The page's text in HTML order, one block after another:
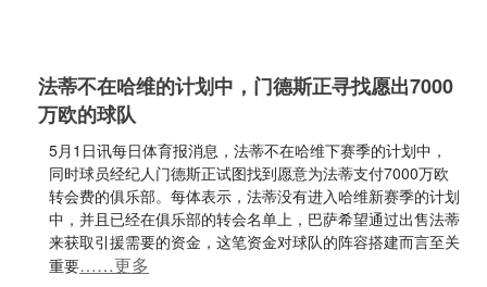
法蒂不在哈维的计划中，门德斯正寻找愿出7000
万欧的球队
5月1日讯每日体育报消息，法蒂不在哈维下赛季的计划中，
同时球员经纪人门德斯正试图找到愿意为法蒂支付7000万欧
转会费的俱乐部。每体表示，法蒂没有进入哈维新赛季的计划
中，并且已经在俱乐部的转会名单上，巴萨希望通过出售法蒂
来获取引援需要的资金，这笔资金对球队的阵容搭建而言至关
重要……更多